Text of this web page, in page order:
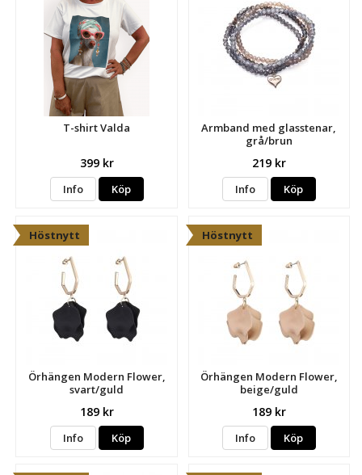
T-shirt Valda
399 kr
Info Köp
Armband med glasstenar,
grå/brun
219 kr
Info Köp
Höstnytt
Örhängen Modern Flower,
svart/guld
189 kr
Info Köp
Höstnytt
Örhängen Modern Flower,
beige/guld
189 kr
Info Köp